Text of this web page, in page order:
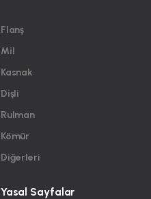
Flanş
Mil
Kasnak
Dişli
Rulman
Kömür
Diğerleri
Yasal Sayfalar